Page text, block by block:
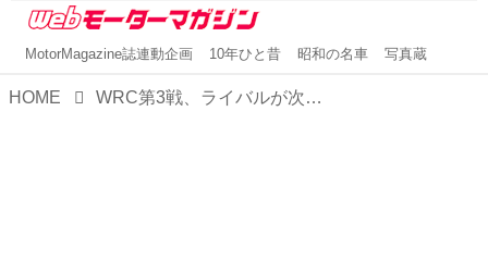
MotorMagazine誌連動企画 10年ひと昔 昭和の名車 写真蔵
HOME WRC第3戦、ライバルが次々とパンクで脱落する中、トヨタのエバンスが首位フィニッシュ【サファリ・ラリー・ケニア】